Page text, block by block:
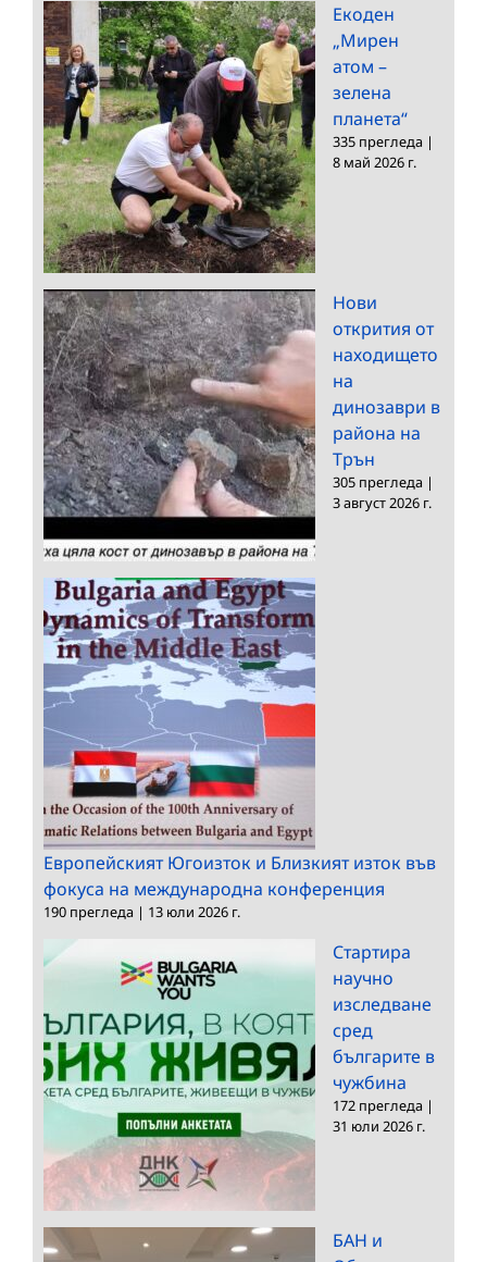
Екоден
„Мирен
атом –
зелена
планета“
335 прегледа |
8 май 2026 г.
Нови
открития от
находището
на
динозаври в
района на
Трън
305 прегледа |
3 август 2026 г.
Европейският Югоизток и Близкият изток във
фокуса на международна конференция
190 прегледа | 13 юли 2026 г.
Стартира
научно
изследване
сред
българите в
чужбина
172 прегледа |
31 юли 2026 г.
БАН и